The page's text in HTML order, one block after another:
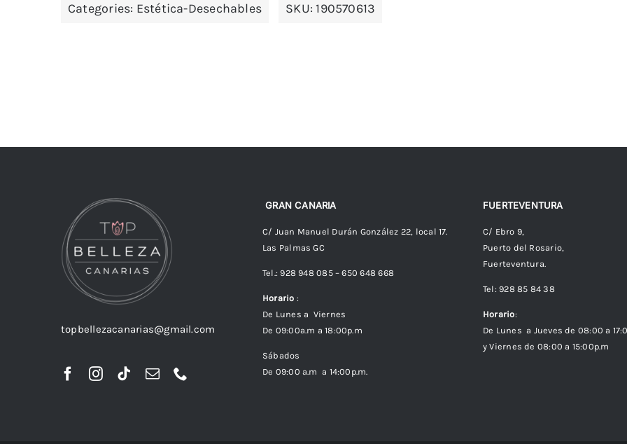
Categories: Estética-Desechables SKU:190570613
topbellezacanarias@gmail.com
GRAN CANARIA
C/ Juan Manuel Durán González 22, local 17.
Las Palmas GC
Tel.: 928 948 085 – 650 648 668
Horario :
De Lunes a Viernes
De 09:00a.m a 18:00p.m
Sábados
De 09:00 a.m a 14:00p.m.
FUERTEVENTURA
C/ Ebro 9,
Puerto del Rosario,
Fuerteventura.
Tel: 928 85 84 38
Horario:
De Lunes a Jueves de 08:00 a
y Viernes de 08:00 a 15:00p.m